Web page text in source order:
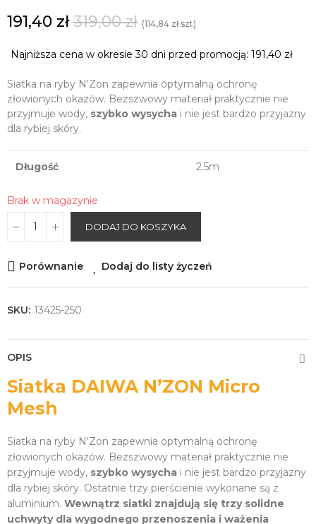
191,40 zł319,00 zł (114,84 zł szt)
Najniższa cena w okresie 30 dni przed promocją: 191,40 zł
Siatka na ryby N‘Zon zapewnia optymalną ochronę
złowionych okazów. Bezszwowy materiał praktycznie nie
przyjmuje wody, szybko wysycha i nie jest bardzo przyjazny
dla rybiej skóry.
Długość 2.5m
Brak w magazynie
DODAJ DO KOSZYKA
Porównanie Dodaj do listy życzeń
SKU: 13425-250
OPIS
Siatka DAIWA N’ZON Micro
Mesh
Siatka na ryby N‘Zon zapewnia optymalną ochronę
złowionych okazów. Bezszwowy materiał praktycznie nie
przyjmuje wody, szybko wysycha i nie jest bardzo przyjazny
dla rybiej skóry. Ostatnie trzy pierścienie wykonane są z
aluminium. Wewnątrz siatki znajdują się trzy solidne
uchwyty dla wygodnego przenoszenia i ważenia